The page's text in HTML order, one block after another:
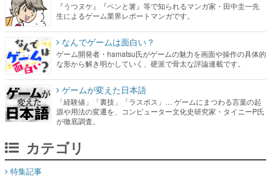
『うつヌケ』『ペンと箸』等で知られるマンガ家・田中圭一先
生によるゲーム業界レポートマンガです。
なんでゲームは面白い？
ゲーム開発者・hamatsu氏がゲームの魅力を画面や操作の具体的
な形から解き明かしていく、硬派で骨太な評論連載です。
ゲームが変えた日本語
「経験値」「裏技」「ラスボス」… ゲームにまつわる言葉の起
源や用法の変遷を、コンピューター文化史研究家・タイニーP氏
が徹底調査。
カテゴリ
特集記事